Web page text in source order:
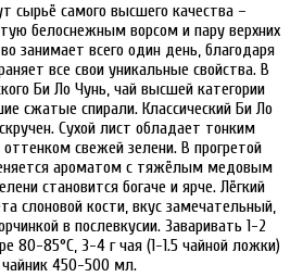
сырьё самого высшего качества –
белоснежным ворсом и пару верхних
занимает всего один день, благодаря
все свои уникальные свойства. В
Би Ло Чунь, чай высшей категории
сжатые спирали. Классический Би Ло
Сухой лист обладает тонким
свежей зелени. В прогретой
ароматом с тяжёлым медовым
становится богаче и ярче. Лёгкий
слоновой кости, вкус замечательный,
в послевкусии. Заваривать 1-2
80-85°C, 3-4 г чая (1-1.5 чайной ложки)
чайник 450-500 мл.